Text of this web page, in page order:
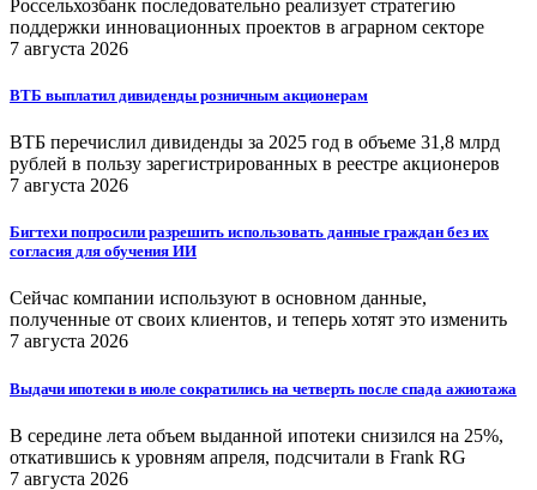
Россельхозбанк последовательно реализует стратегию
поддержки инновационных проектов в аграрном секторе
7 августа 2026
ВТБ выплатил дивиденды розничным акционерам
ВТБ перечислил дивиденды за 2025 год в объеме 31,8 млрд
рублей в пользу зарегистрированных в реестре акционеров
7 августа 2026
Бигтехи попросили разрешить использовать данные граждан без их
согласия для обучения ИИ
Сейчас компании используют в основном данные,
полученные от своих клиентов, и теперь хотят это изменить
7 августа 2026
Выдачи ипотеки в июле сократились на четверть после спада ажиотажа
В середине лета объем выданной ипотеки снизился на 25%,
откатившись к уровням апреля, подсчитали в Frank RG
7 августа 2026